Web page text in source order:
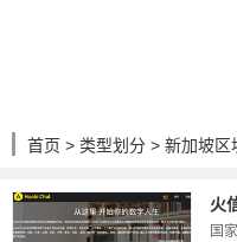
首页 > 类型划分 > 新加坡区
火
国